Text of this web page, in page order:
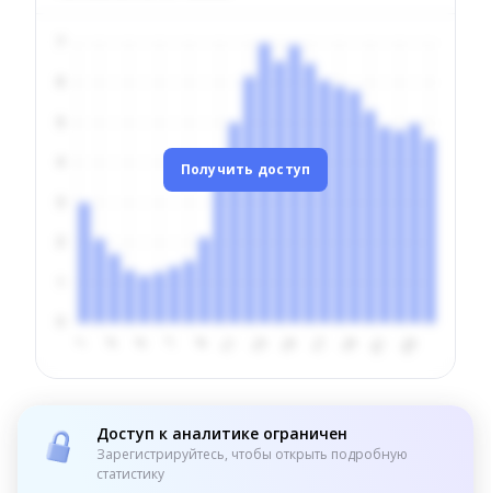
Получить доступ
Доступ к аналитике ограничен
Зарегистрируйтесь, чтобы открыть подробную
статистику